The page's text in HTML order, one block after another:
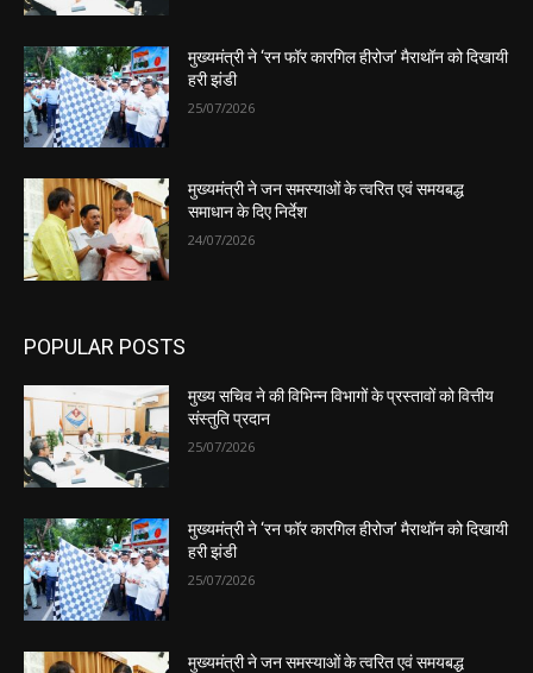
मुख्यमंत्री ने ‘रन फॉर कारगिल हीरोज’ मैराथॉन को दिखायी
हरी झंडी
25/07/2026
मुख्यमंत्री ने जन समस्याओं के त्वरित एवं समयबद्ध
समाधान के दिए निर्देश
24/07/2026
POPULAR POSTS
मुख्य सचिव ने की विभिन्न विभागों के प्रस्तावों को वित्तीय
संस्तुति प्रदान
25/07/2026
मुख्यमंत्री ने ‘रन फॉर कारगिल हीरोज’ मैराथॉन को दिखायी
हरी झंडी
25/07/2026
मुख्यमंत्री ने जन समस्याओं के त्वरित एवं समयबद्ध